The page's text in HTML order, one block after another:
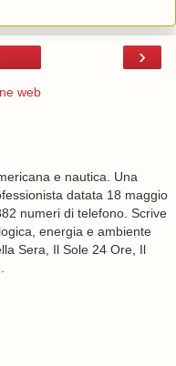
›
web
e nautica. Una
datata 18 maggio
numeri di telefono. Scrive
energia e ambiente
Sera, Il Sole 24 Ore, Il